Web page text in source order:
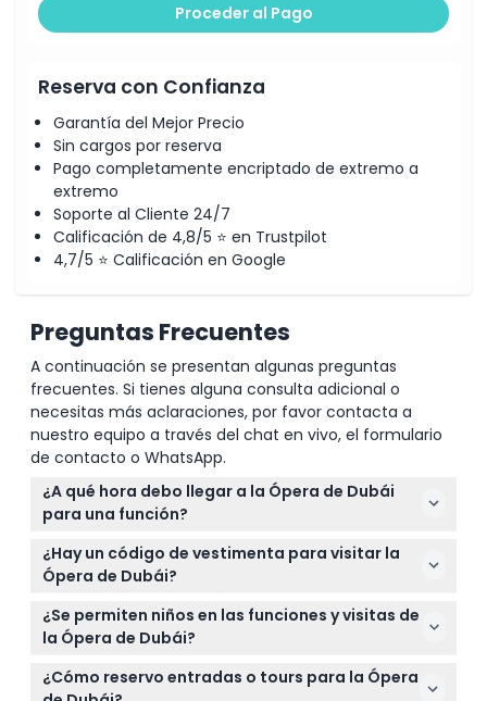
Proceder al Pago
Reserva con Confianza
Garantía del Mejor Precio
Sin cargos por reserva
Pago completamente encriptado de extremo a
extremo
Soporte al Cliente 24/7
Calificación de 4,8/5 ⭐ en Trustpilot
4,7/5 ⭐ Calificación en Google
Preguntas Frecuentes
A continuación se presentan algunas preguntas
frecuentes. Si tienes alguna consulta adicional o
necesitas más aclaraciones, por favor contacta a
nuestro equipo a través del chat en vivo, el formulario
de contacto o WhatsApp.
¿A qué hora debo llegar a la Ópera de Dubái
para una función?
El edificio abre dos horas antes del espectáculo, y
las puertas del auditorio principal suelen abrir
aproximadamente 30 minutos antes de que
comience la función. Planifique llegar temprano
para disfrutar de la experiencia completa (sujeto a
reserva).
¿Hay un código de vestimenta para visitar la
Ópera de Dubái?
Sí, la Ópera de Dubái anima a los invitados a
vestirse elegantemente y evitar atuendos muy
informales como pantalones cortos o sandalias,
garantizando un ambiente elegante para todos los
¿Se permiten niños en las funciones y visitas de
la Ópera de Dubái?
Se reciben niños de 2 a 16 años, pero deben estar
acompañados por un adulto, y se requieren boletos
¿Cómo reservo entradas o tours para la Ópera